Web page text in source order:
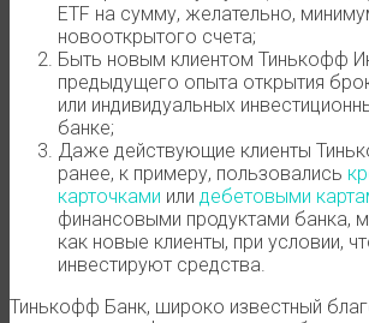
ETF на сумму, желательно,
новооткрытого счета;
Быть новым клиентом Тинькофф
предыдущего опыта открытия
или индивидуальных
банке;
Даже действующие клиенты
ранее, к примеру, пользовались
карточками или дебетовыми
финансовыми продуктами банка,
как новые клиенты, при условии,
инвестируют средства.
Тинькофф Банк, широко известный